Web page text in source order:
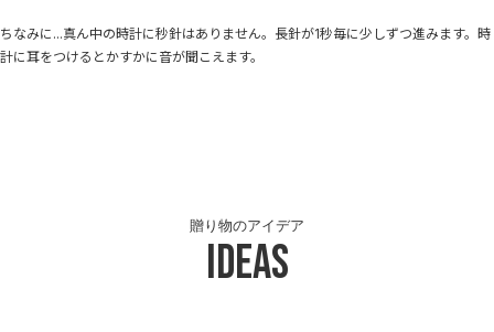
ちなみに...真ん中の時計に秒針はありません。長針が1秒毎に少しずつ進みます。時
計に耳をつけるとかすかに音が聞こえます。
Ideas
贈り物のアイデア